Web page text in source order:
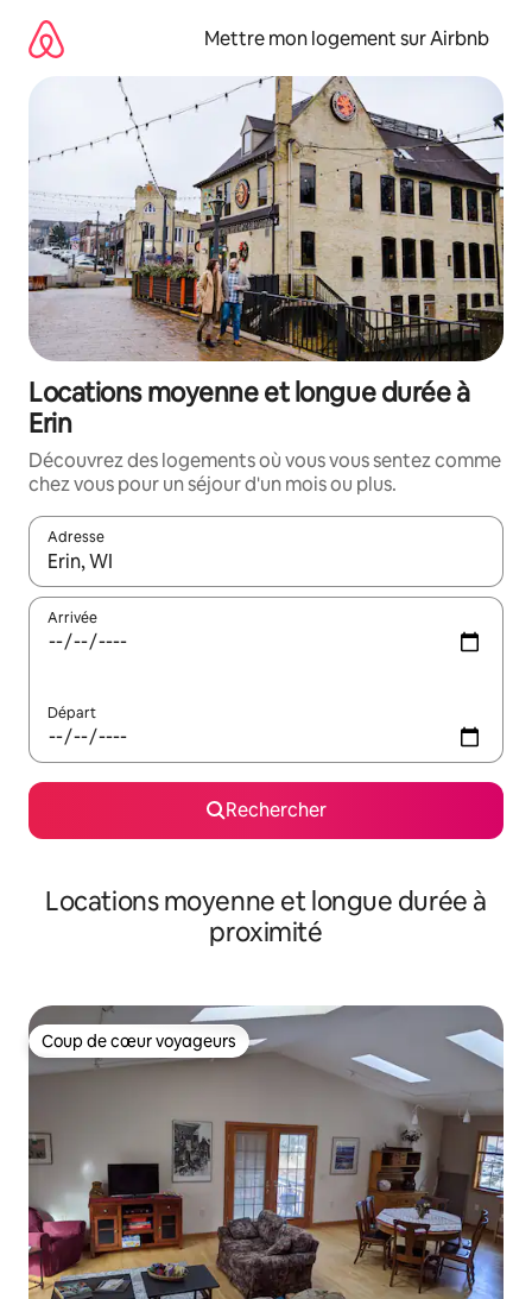
directement
contenu
Mettre mon logement sur Airbnb
Locations moyenne et longue durée à
Erin
Découvrez des logements où vous vous sentez comme
chez vous pour un séjour d'un mois ou plus.
Adresse
Lorsque les résultats s'affichent, utilisez les flèches vers le
Arrivée
Départ
Rechercher
Locations moyenne et longue durée à
proximité
Coup de cœur voyageurs
Coup de cœur voyageurs